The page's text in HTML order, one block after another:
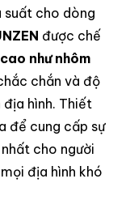
suất cho dòng
được chế
như nhôm
chắn và độ
hình. Thiết
để cung cấp sự
cho người
địa hình khó